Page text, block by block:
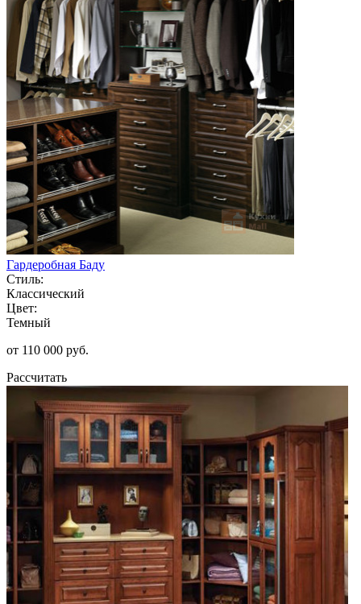
Гардеробная Баду
Стиль:
Классический
Цвет:
Темный
от 110 000 руб.
Рассчитать